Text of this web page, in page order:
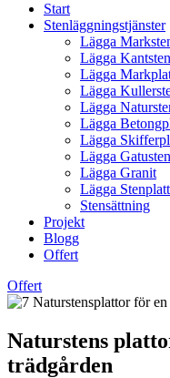
Start
Stenläggningstjänster
Lägga
Lägga Kantsten
Lägga
Lägga
Lägga
Lägga
Lägga
Lägga
Lägga Granit
Lägga
Stensättning
Projekt
Blogg
Offert
Offert
Naturstens
trädgården